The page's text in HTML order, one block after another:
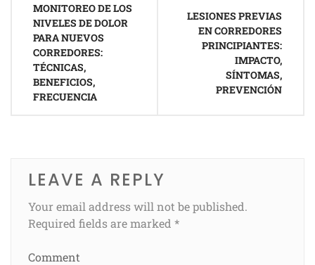
navigation
MONITOREO DE LOS
NIVELES DE DOLOR
PARA NUEVOS
CORREDORES:
TÉCNICAS,
BENEFICIOS,
FRECUENCIA
LESIONES PREVIAS
EN CORREDORES
PRINCIPIANTES:
IMPACTO,
SÍNTOMAS,
PREVENCIÓN
LEAVE A REPLY
Your email address will not be published.
Required fields are marked *
Comment